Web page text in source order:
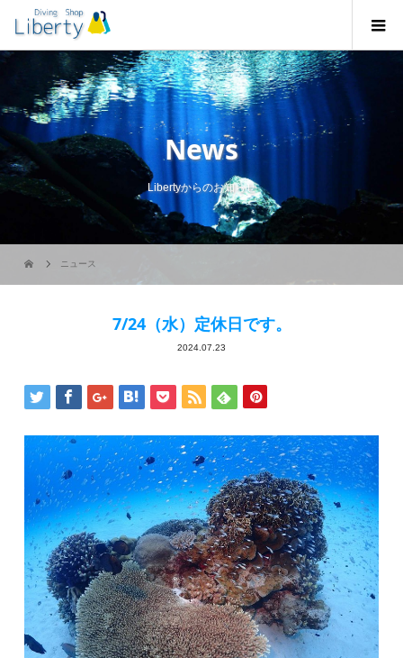
News
Libertyからのお知らせ
ニュース
7/24（水）定休日です。
2024.07.23